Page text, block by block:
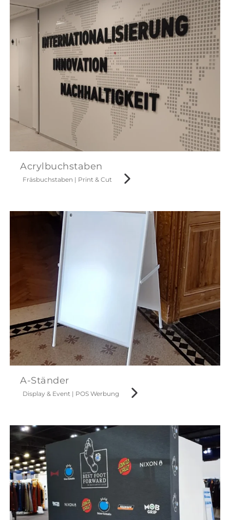
Acrylbuchstaben
Fräsbuchstaben | Print & Cut
A-Ständer
Display & Event | POS Werbung